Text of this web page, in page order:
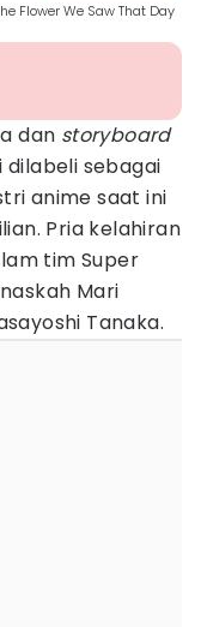
Flower We Saw That Day
dan storyboard
dilabeli sebagai
anime saat ini
Pria kelahiran
tim Super
Mari
Tanaka.